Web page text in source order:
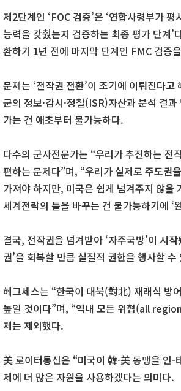
제2단계인 ‘FOC 검증’은 ‘연합사령부가
능력을 갖췄는지 검증하는 최종 평가 단계
환하기 1년 전에 마지막 단계인 FMC 검증
문제는 ‘전작권 전환’이 조기에 이뤄진다
군의 정보·감시·정찰(ISR)자산과 분석 결
가는 건 애초부터 불가능하다.
다수의 군사전문가는 “우리가 추진하는
편하는 문제다”며, “우리가 실제로 주도권
가져야 하지만, 미국은 쉽게 넘겨주지 않을
세계전략의 틀을 바꾸는 건 불가능하기에 ‘
결국, 전작권을 넘겨받아 ‘자주국방’이 시
권’을 회복할 만큼 실질적 권한을 행사할
헤그세스는 “한국이 대북(對北) 재래식 방
높일 것이다”며, “역내 모든 위협(all
제는 제외했다.
美 로이터통신은 “미국이 韓·美 동맹을 인
제에 더 많은 자원을 사용하겠다는 의미다.